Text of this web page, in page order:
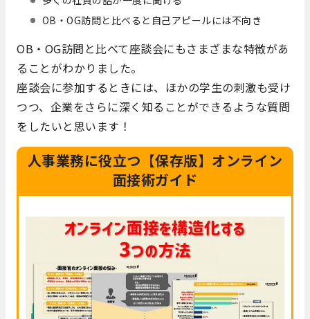
OB・OG訪問と比べると自己アピールには不向き
OB・OG訪問と比べて座談会にもさまざまな特徴があ
ることがわかりました。
座談会に参加するときには、ほかの学生の刺激も受け
つつ、企業をさらに深く知ることができるような質問
をしたいと思います！
人事業務に役立つ 【保存版】オンライン
面接術ガイド